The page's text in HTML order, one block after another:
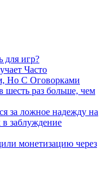
для игр?
Часто
Но С Оговорками
шесть раз больше, чем
за ложное надежду на
в заблуждение
монетизацию через